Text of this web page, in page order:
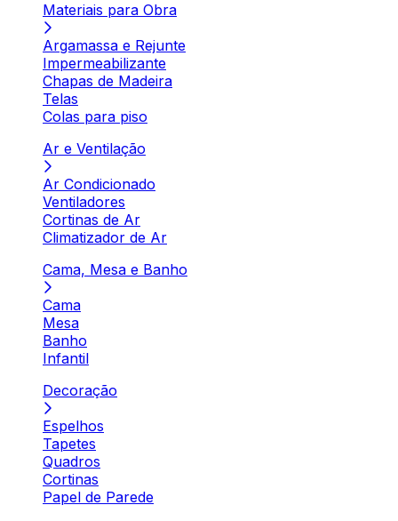
Materiais para Obra
Argamassa e Rejunte
Impermeabilizante
Chapas de Madeira
Telas
Colas para piso
Ar e Ventilação
Ar Condicionado
Ventiladores
Cortinas de Ar
Climatizador de Ar
Cama, Mesa e Banho
Cama
Mesa
Banho
Infantil
Decoração
Espelhos
Tapetes
Quadros
Cortinas
Papel de Parede